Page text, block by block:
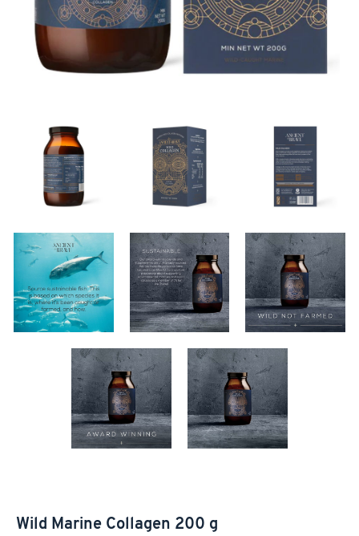
Wild Marine Collagen 200 g